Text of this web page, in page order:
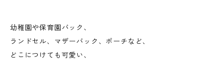
幼稚園や保育園バック、
ランドセル、マザーバック、ポーチなど、
どこにつけても可愛い、